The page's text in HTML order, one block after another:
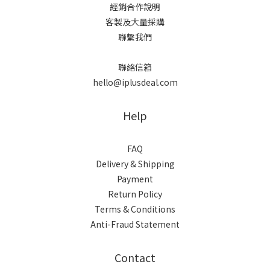
經銷合作說明
客製及大量採購
聯繫我們
聯絡信箱
hello@iplusdeal.com
Help
FAQ
Delivery & Shipping
Payment
Return Policy
Terms & Conditions
Anti-Fraud Statement
Contact